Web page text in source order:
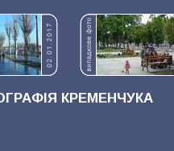
КРЕМЕНЧУКА